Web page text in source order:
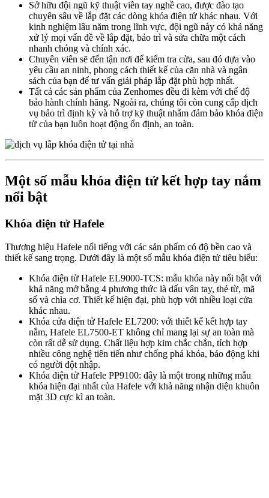
Sở hữu đội ngũ kỹ thuật viên tay nghề cao, được đào tạo
chuyên sâu về lắp đặt các dòng khóa điện tử khác nhau. Với
kinh nghiệm lâu năm trong lĩnh vực, đội ngũ này có khả năng
xử lý mọi vấn đề về lắp đặt, bảo trì và sửa chữa một cách
nhanh chóng và chính xác.
Chuyên viên sẽ đến tận nơi để kiểm tra cửa, sau đó dựa vào
yêu cầu an ninh, phong cách thiết kế của căn nhà và ngân
sách của bạn để tư vấn giải pháp lắp đặt phù hợp nhất.
Tất cả các sản phẩm của Zenhomes đều đi kèm với chế độ
bảo hành chính hãng. Ngoài ra, chúng tôi còn cung cấp dịch
vụ bảo trì định kỳ và hỗ trợ kỹ thuật nhằm đảm bảo khóa điện
tử của bạn luôn hoạt động ổn định, an toàn.
Một số mẫu khóa điện tử kết hợp tay nắm
nổi bật
Khóa điện tử Hafele
Thương hiệu Hafele nổi tiếng với các sản phẩm có độ bền cao và
thiết kế sang trọng. Dưới đây là một số mẫu khóa điện tử tiêu biểu:
Khóa điện tử Hafele EL9000-TCS: mẫu khóa này nổi bật với
khả năng mở bằng 4 phương thức là dấu vân tay, thẻ từ, mã
số và chìa cơ. Thiết kế hiện đại, phù hợp với nhiều loại cửa
khác nhau.
Khóa cửa điện tử Hafele EL7200: với thiết kế kết hợp tay
nắm, Hafele EL7500-ET không chỉ mang lại sự an toàn mà
còn rất dễ sử dụng. Chất liệu hợp kim chắc chắn, tích hợp
nhiều công nghệ tiên tiến như chống phá khóa, báo động khi
có người đột nhập.
Khóa điện tử Hafele PP9100: đây là một trong những mẫu
khóa hiện đại nhất của Hafele với khả năng nhận diện khuôn
mặt 3D cực kì an toàn.